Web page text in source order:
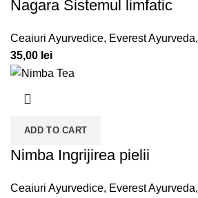
Nagara Sistemul limfatic
Ceaiuri Ayurvedice, Everest Ayurveda,
35,00 lei
ADD TO CART
Nimba Ingrijirea pielii
Ceaiuri Ayurvedice, Everest Ayurveda,